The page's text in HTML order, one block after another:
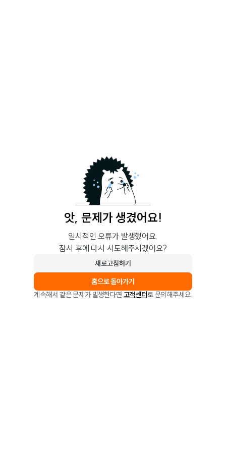
앗, 문제가 생겼어요!
일시적인 오류가 발생했어요.
잠시 후에 다시 시도해주시겠어요?
새로고침하기
홈으로 돌아가기
계속해서 같은 문제가 발생한다면 고객센터로 문의해주세요.